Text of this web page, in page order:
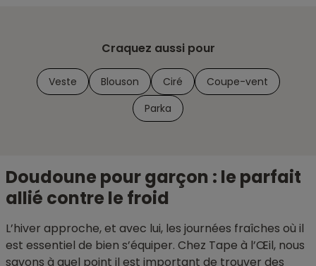
Craquez aussi pour
Veste Blouson Ciré
Coupe-vent
Parka
Doudoune pour garçon : le parfait
allié contre le froid
L’hiver approche, et avec lui, les journées fraîches où il
est essentiel de bien s’équiper. Chez Tape à l’Œil, nous
savons à quel point il est important de trouver des